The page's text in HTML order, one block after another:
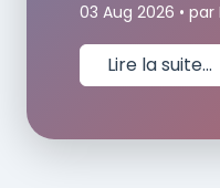
03 Aug 2026 • par
Lire la suite...